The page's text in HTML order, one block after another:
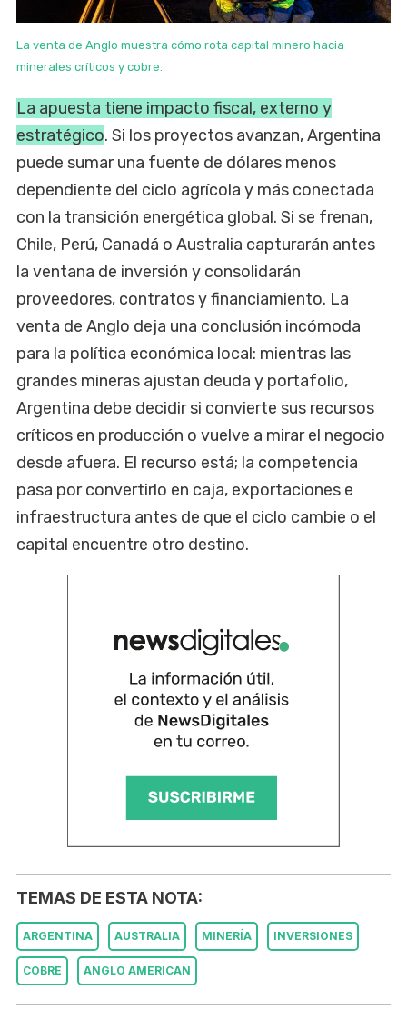
La venta de Anglo muestra cómo rota capital minero hacia
minerales críticos y cobre.
La apuesta tiene impacto fiscal, externo y
estratégico. Si los proyectos avanzan, Argentina
puede sumar una fuente de dólares menos
dependiente del ciclo agrícola y más conectada
con la transición energética global. Si se frenan,
Chile, Perú, Canadá o Australia capturarán antes
la ventana de inversión y consolidarán
proveedores, contratos y financiamiento. La
venta de Anglo deja una conclusión incómoda
para la política económica local: mientras las
grandes mineras ajustan deuda y portafolio,
Argentina debe decidir si convierte sus recursos
críticos en producción o vuelve a mirar el negocio
desde afuera. El recurso está; la competencia
pasa por convertirlo en caja, exportaciones e
infraestructura antes de que el ciclo cambie o el
capital encuentre otro destino.
TEMAS DE ESTA NOTA:
ARGENTINA AUSTRALIA MINERÍA INVERSIONES
COBRE ANGLO AMERICAN